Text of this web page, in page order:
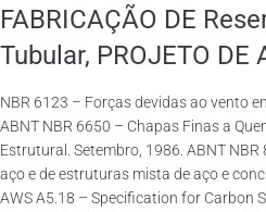
FABRICAÇÃO DE
Tubular, PROJETO DE
NBR 6123 – Forças devidas ao vento
ABNT NBR 6650 – Chapas Finas a
Estrutural. Setembro, 1986. ABNT
aço e de estruturas mista de aço e
AWS A5.18 – Specification for Carbon